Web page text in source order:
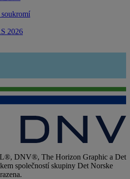
soukromí
2026
DNV®, The Horizon Graphic a Det
společností skupiny Det Norske